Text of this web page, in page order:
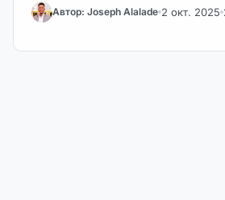
обеспечению безопасности
цифровой валюты
Автор: Joseph Alalade 2 окт. 2025